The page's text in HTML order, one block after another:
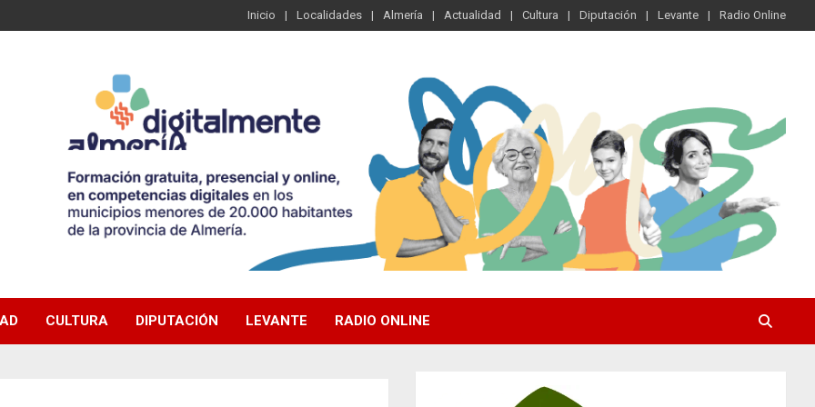
Inicio Localidades Almería Actualidad Cultura Diputación Levante Radio Online
CULTURA DIPUTACIÓN LEVANTE RADIO ONLINE